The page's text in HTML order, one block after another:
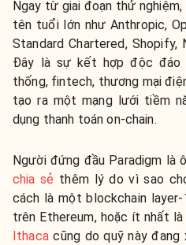
Ngay từ giai đoạn thử
tên tuổi lớn như Anthropic,
Standard Chartered, Shopify,
Đây là sự kết hợp độc đáo
thống, fintech, thương mại
tạo ra một mạng lưới tiềm
dụng thanh toán on-chain.
Người đứng đầu Paradigm là
chia sẻ thêm lý do vì sao
cách là một blockchain
trên Ethereum, hoặc ít nhất
Ithacacũng do quỹ này đang